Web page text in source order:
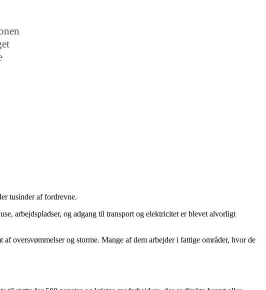
tusinder af fordrevne.
arbejdspladser, og adgang til transport og elektricitet er blevet alvorligt
oversvømmelser og storme. Mange af dem arbejder i fattige områder, hvor de